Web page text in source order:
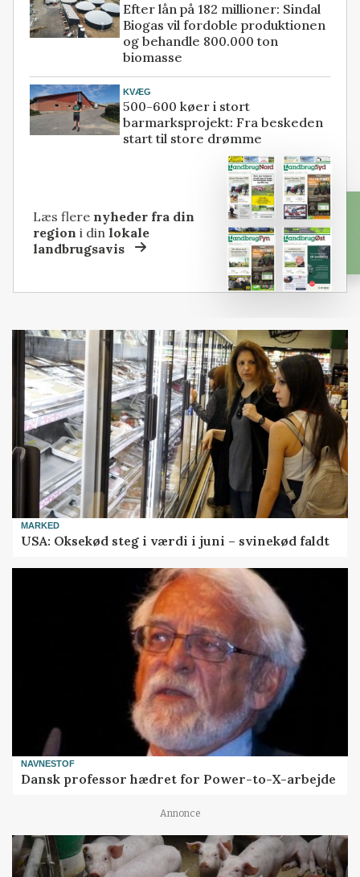
Efter lån på 182 millioner: Sindal
Biogas vil fordoble produktionen
og behandle 800.000 ton
biomasse
KVÆG
500-600 køer i stort
barmarksprojekt: Fra beskeden
start til store drømme
Læs flere nyheder fra din
region i dinlokale
landbrugsavis
MARKED
USA: Oksekød steg i værdi i juni – svinekød faldt
NAVNESTOF
Dansk professor hædret for Power-to-X-arbejde
Annonce